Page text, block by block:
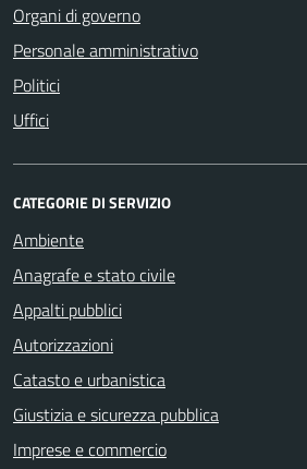
Organi di governo
Personale amministrativo
Politici
Uffici
CATEGORIE DI SERVIZIO
Ambiente
Anagrafe e stato civile
Appalti pubblici
Autorizzazioni
Catasto e urbanistica
Giustizia e sicurezza pubblica
Imprese e commercio